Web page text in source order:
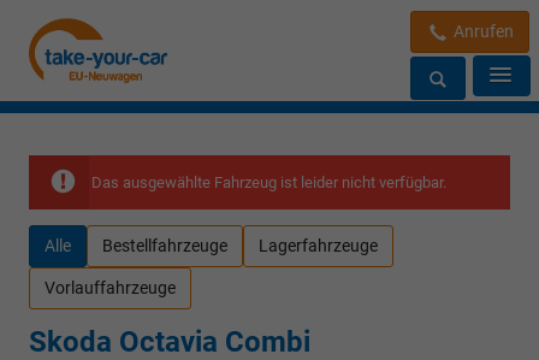
Anrufen
Das ausgewählte Fahrzeug ist leider nicht verfügbar.
Alle Bestellfahrzeuge Lagerfahrzeuge
Vorlauffahrzeuge
Skoda Octavia Combi